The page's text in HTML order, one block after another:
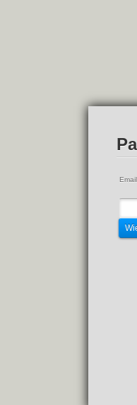
Email